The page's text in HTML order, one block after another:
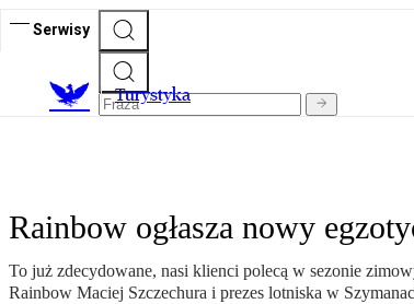
Serwisy
Turystyka
Rainbow ogłasza nowy
To już zdecydowane, nasi klienci polecą w sezonie
Rainbow Maciej Szczechura i prezes lotniska w